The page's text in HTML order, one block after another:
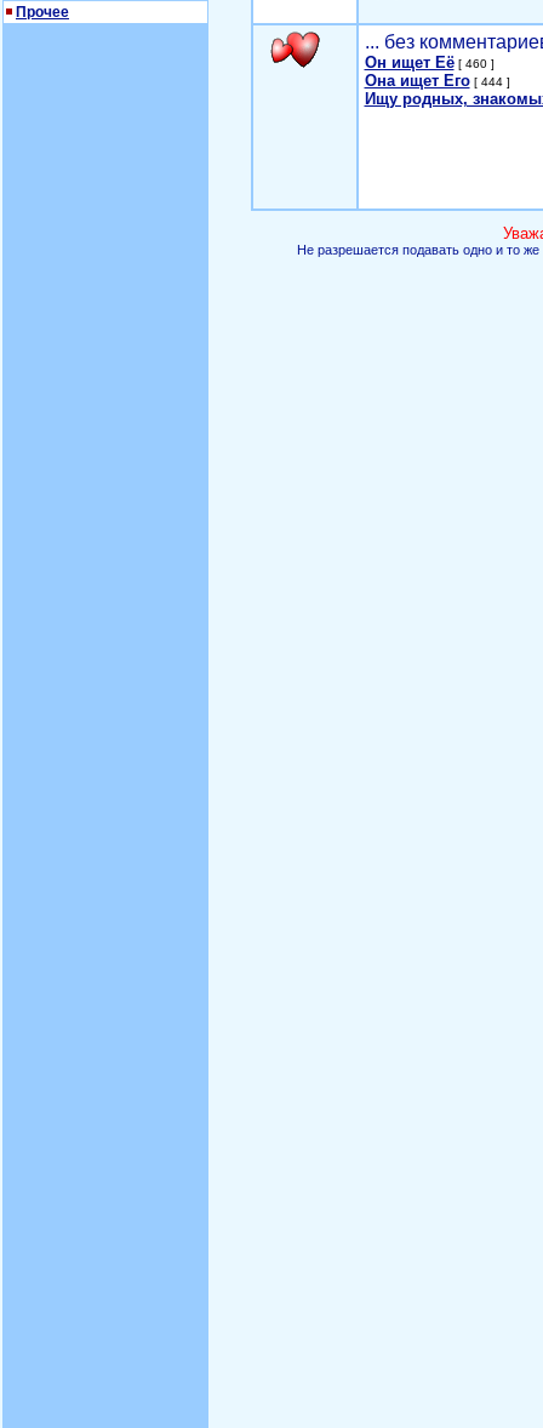
Прочее
... без
Он ищет Её[ 460 ]
Она ищет Его[ 444 ]
Ищу родных,
Не разрешается подавать одно и то